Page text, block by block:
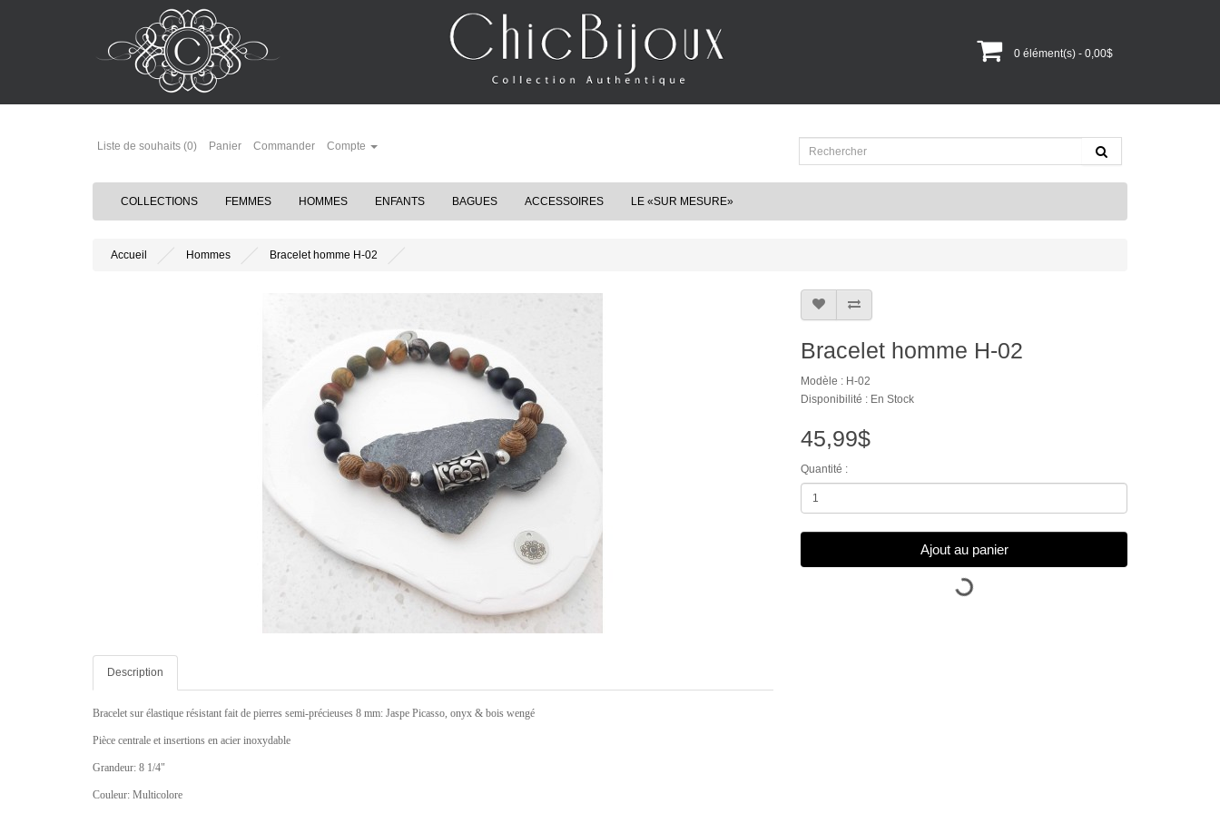
0 élément(s) - 0,00$
Liste de souhaits (0) Panier Commander Compte
COLLECTIONS FEMMES HOMMES ENFANTS BAGUES ACCESSOIRES LE «SUR MESURE»
Accueil Hommes Bracelet homme H-02
Description
Bracelet sur élastique résistant fait de pierres semi-précieuses 8 mm: Jaspe Picasso, onyx & bois wengé
Pièce centrale et insertions en acier inoxydable
Grandeur: 8 1/4"
Couleur: Multicolore
Bracelet homme H-02
Modèle : H-02
Disponibilité : En Stock
45,99$
Quantité :
Ajout au panier